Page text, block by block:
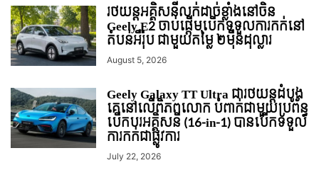
រថយន្ដអគ្គិសនីលក់ដាច់ខ្លាំងនៅចិន
Geely E2 ចាប់ផ្តើមបើកទទួលការកក់នៅ
តំបន់អឺរ៉ុប ជាមួយតម្លៃ ២ម៉ឺនដុល្លារ
August 5, 2026
Geely Galaxy TT Ultra ជារថយន្ដដំបូង
គេនៅលើពិភពលោក បំពាក់ជាមួយប្រព័ន្ធ
បើកបរអគ្គិសនី (16-in-1) បានបើកទទួល
ការកក់ជាផ្លូវការ
July 22, 2026